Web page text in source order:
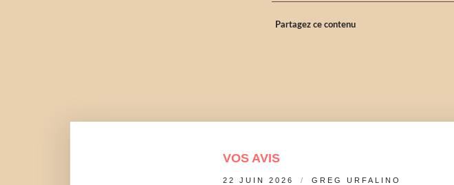
Partagez ce contenu
VOS AVIS
22 JUIN 2026 GREG URFALINO